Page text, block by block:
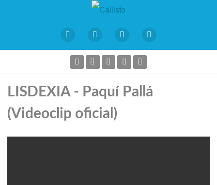
LISDEXIA - Paquí Pallá
(Videoclip oficial)